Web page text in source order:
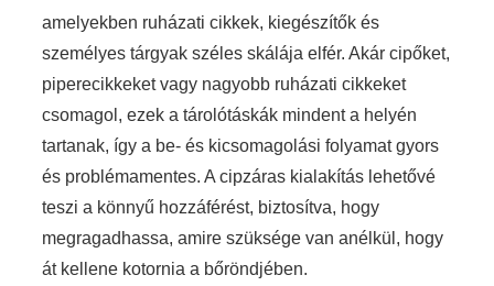
amelyekben ruházati cikkek, kiegészítők és
személyes tárgyak széles skálája elfér. Akár cipőket,
piperecikkeket vagy nagyobb ruházati cikkeket
csomagol, ezek a tárolótáskák mindent a helyén
tartanak, így a be- és kicsomagolási folyamat gyors
és problémamentes. A cipzáras kialakítás lehetővé
teszi a könnyű hozzáférést, biztosítva, hogy
megragadhassa, amire szüksége van anélkül, hogy
át kellene kotornia a bőröndjében.